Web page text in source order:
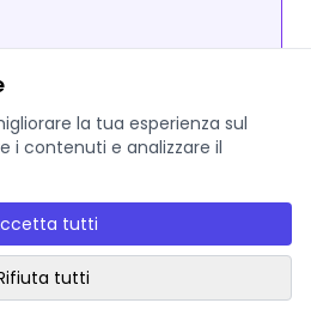
- P.IVA: EE102810237
di servizio AI Governance
la tua esperienza sul
i contenuti e analizzare il
tutti
tutti